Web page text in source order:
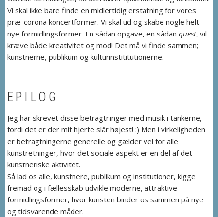
Vi skal ikke bare finde en midlertidig erstatning for vores
præ-corona koncertformer. Vi skal ud og skabe nogle helt
nye formidlingsformer. En sådan opgave, en sådan quest, vil
kræve både kreativitet og mod! Det må vi finde sammen;
kunstnerne, publikum og kulturinstititutionerne.
EPILOG
Jeg har skrevet disse betragtninger med musik i tankerne,
fordi det er der mit hjerte slår højest! :) Men i virkeligheden
er betragtningerne generelle og gælder vel for alle
kunstretninger, hvor det sociale aspekt er en del af det
kunstneriske aktivitet.
Så lad os alle, kunstnere, publikum og institutioner, kigge
fremad og i fællesskab udvikle moderne, attraktive
formidlingsformer, hvor kunsten binder os sammen på nye
og tidsvarende måder.